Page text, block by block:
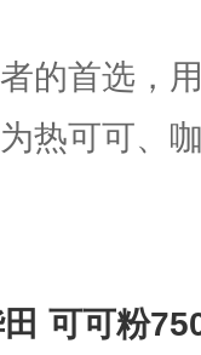
的首选，
热可可、
田 可可粉